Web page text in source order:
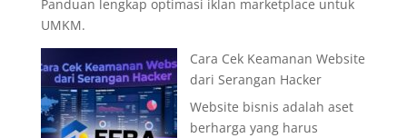
Panduan lengkap optimasi iklan marketplace untuk
UMKM.
Cara Cek Keamanan Website
dari Serangan Hacker
Website bisnis adalah aset
berharga yang harus